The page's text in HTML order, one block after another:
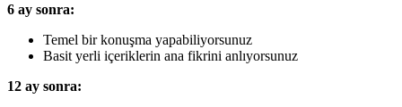
6 ay sonra:
Temel bir konuşma yapabiliyorsunuz
Basit yerli içeriklerin ana fikrini anlıyorsunuz
12 ay sonra: